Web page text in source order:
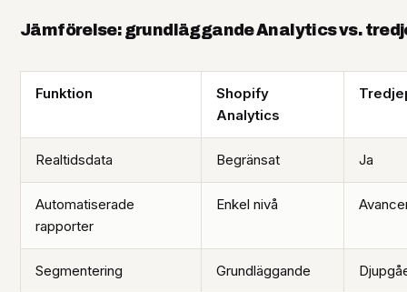
Jämförelse: grundläggande Analytics vs.
Funktion
Shopify
Analytics
Realtidsdata Begränsat Ja
Automatiserade
rapporter
Enkel nivå
Segmentering Grundläggande